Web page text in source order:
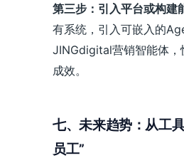
第三步：引入平台或构建
有系统，引入可嵌入的
JINGdigital营销智能体，
成效。
七、未来趋势：从工
员工”